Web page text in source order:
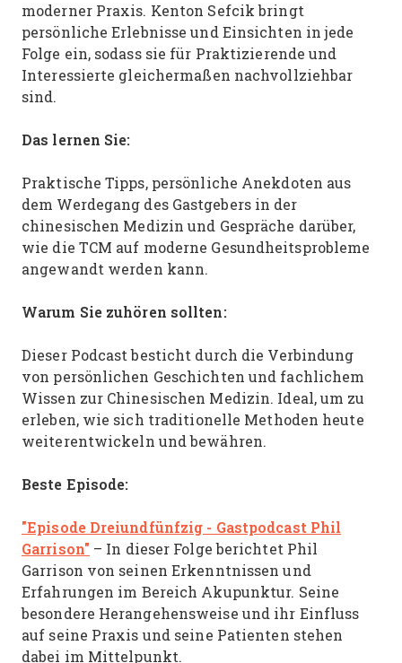
moderner Praxis. Kenton Sefcik bringt
persönliche Erlebnisse und Einsichten in jede
Folge ein, sodass sie für Praktizierende und
Interessierte gleichermaßen nachvollziehbar
sind.
Das lernen Sie:
Praktische Tipps, persönliche Anekdoten aus
dem Werdegang des Gastgebers in der
chinesischen Medizin und Gespräche darüber,
wie die TCM auf moderne Gesundheitsprobleme
angewandt werden kann.
Warum Sie zuhören sollten:
Dieser Podcast besticht durch die Verbindung
von persönlichen Geschichten und fachlichem
Wissen zur Chinesischen Medizin. Ideal, um zu
erleben, wie sich traditionelle Methoden heute
weiterentwickeln und bewähren.
Beste Episode:
"Episode Dreiundfünfzig - Gastpodcast Phil
Garrison" – In dieser Folge berichtet Phil
Garrison von seinen Erkenntnissen und
Erfahrungen im Bereich Akupunktur. Seine
besondere Herangehensweise und ihr Einfluss
auf seine Praxis und seine Patienten stehen
dabei im Mittelpunkt.